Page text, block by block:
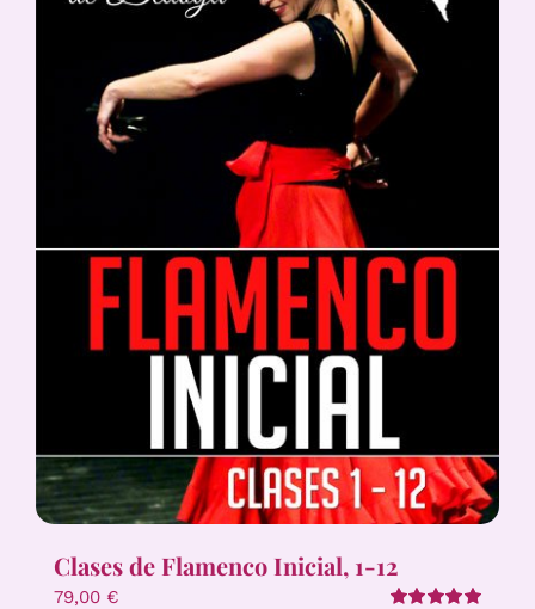
Clases de Flamenco Inicial, 1-12
79,00 €